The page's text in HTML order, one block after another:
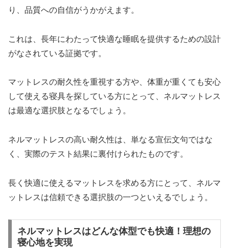
り、品質への自信がうかがえます。
これは、長年にわたって快適な睡眠を提供するための設計
がなされている証拠です。
マットレスの耐久性を重視する方や、体重が重くても安心
して使える寝具を探している方にとって、ネルマットレス
は最適な選択肢となるでしょう。
ネルマットレスの高い耐久性は、単なる宣伝文句ではな
く、実際のテスト結果に裏付けられたものです。
長く快適に使えるマットレスを求める方にとって、ネルマ
ットレスは信頼できる選択肢の一つといえるでしょう。
ネルマットレスはどんな体型でも快適！理想の
寝心地を実現